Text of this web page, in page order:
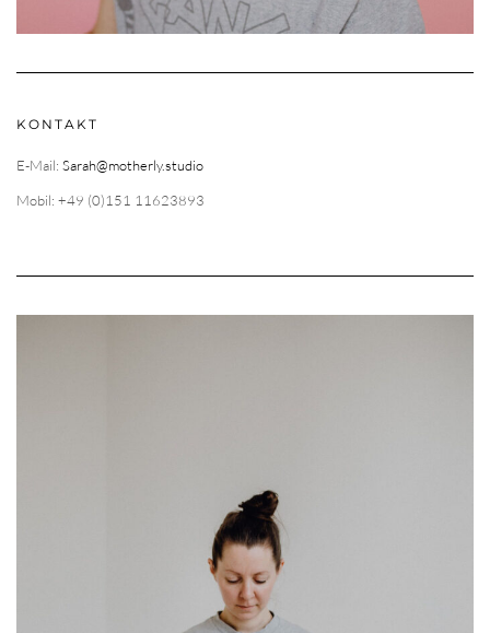
KONTAKT
E-Mail: Sarah@motherly.studio
Mobil: +49 (0)151 11623893